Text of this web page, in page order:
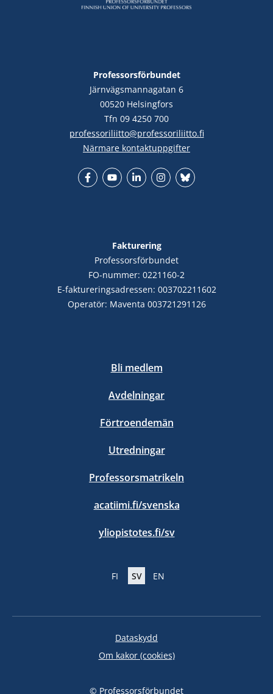
Professorsförbundet
Järnvägsmannagatan 6
00520 Helsingfors
Tfn 09 4250 700
professoriliitto@professoriliitto.fi
Närmare kontaktuppgifter
Fakturering
Professorsförbundet
FO-nummer: 0221160-2
E-faktureringsadressen: 003702211602
Operatör: Maventa 003721291126
Bli medlem
Avdelningar
Förtroendemän
Utredningar
Professorsmatrikeln
acatiimi.fi/svenska
yliopistotes.fi/sv
FI SV EN
© Professorsförbundet
Dataskydd
Om kakor (cookies)